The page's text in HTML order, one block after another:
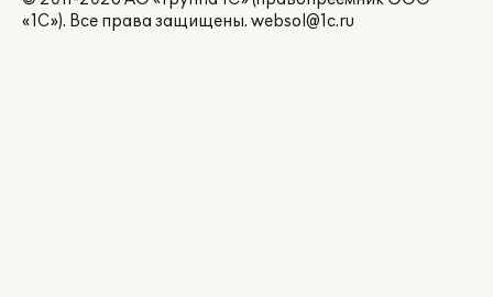
«1С»). Все права защищены. websol@1c.ru